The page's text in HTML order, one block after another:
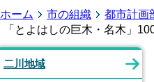
ホーム 市の組織 都市計画
「とよはしの巨木・名木」
二川地域